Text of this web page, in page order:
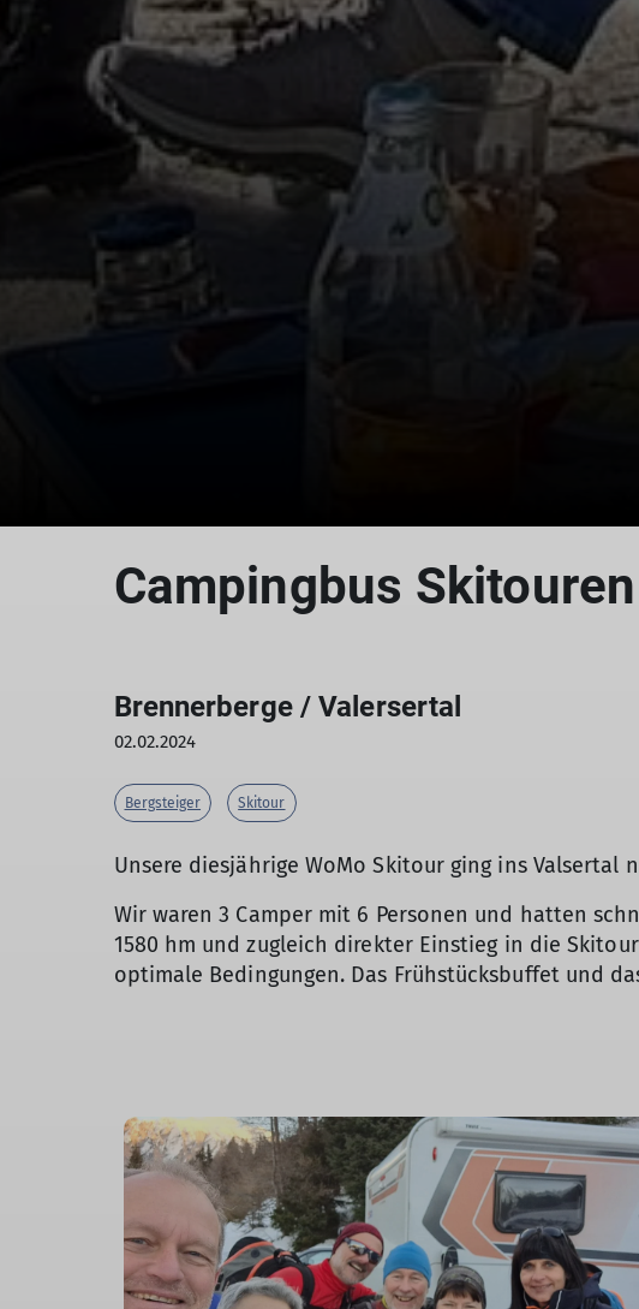
Campingbus Skitouren
Brennerberge / Valersertal
02.02.2024
Bergsteiger Skitour
Unsere diesjährige WoMo Skitour ging ins Valsertal
Wir waren 3 Camper mit 6 Personen und hatten
1580 hm und zugleich direkter Einstieg in die
optimale Bedingungen. Das Frühstücksbuffet und